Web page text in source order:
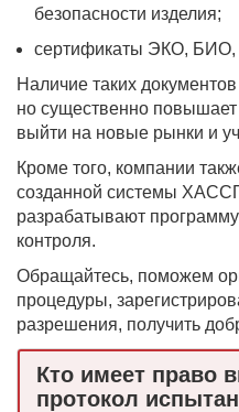
безопасности изделия;
сертификаты ЭКО,
Наличие таких
но существенно
выйти на новые рынки и
Кроме того, компании
созданной системы
разрабатывают
контроля.
Обращайтесь, поможем
процедуры,
разрешения, получить
Кто имеет право
протокол